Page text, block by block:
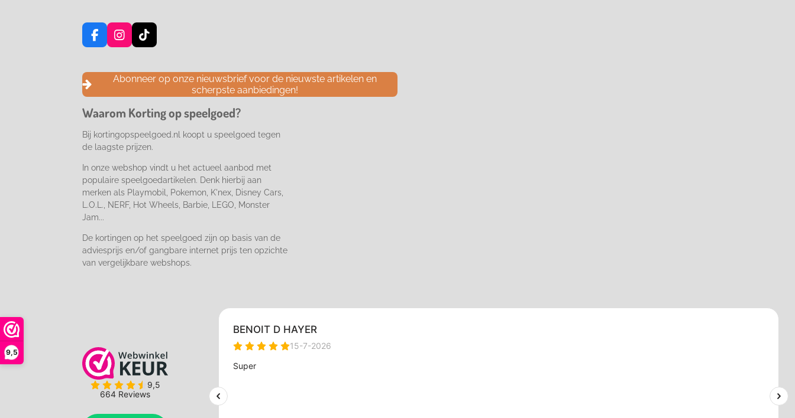
9,5
F
a
e
o
k
I
n
t
a
g
a
T
i
T
o
k
Abonneer op onze nieuwsbrief voor de nieuwste artikelen en
scherpste aanbiedingen!
Waarom Korting op speelgoed?
Bij kortingopspeelgoed.nl koopt u speelgoed tegen
de laagste prijzen.
In onze webshop vindt u het actueel aanbod met
populaire speelgoedartikelen. Denk hierbij aan
merken als Playmobil, Pokemon, K'nex, Disney Cars,
L.O.L., NERF, Hot Wheels, Barbie, LEGO, Monster
Jam...
De kortingen op het speelgoed zijn op basis van de
adviesprijs en/of gangbare internet prijs ten opzichte
van vergelijkbare webshops.